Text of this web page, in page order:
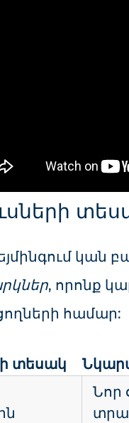
կան
, որոնք
համար:
տեսակ
Նոր